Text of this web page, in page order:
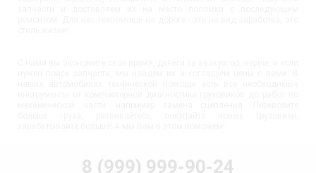
8 (999) 999-90-24